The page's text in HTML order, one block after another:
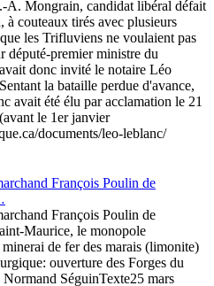
A. Mongrain, candidat libéral défait
couteaux tirés avec plusieurs
les Trifluviens ne voulaient pas
député-premier ministre du
donc invité le notaire Léo
la bataille perdue d'avance,
avait été élu par acclamation le 21
le 1er janvier
documents/leo-leblanc/
François Poulin de
François Poulin de
Maurice, le monopole
de fer des marais (limonite)
ouverture des Forges du
SéguinTexte25 mars